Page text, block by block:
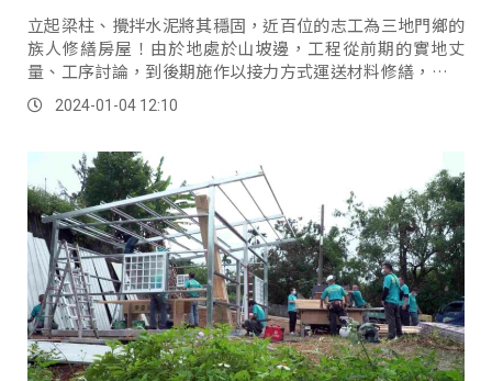
立起梁柱、攪拌水泥將其穩固，近百位的志工為三地門鄉的
族人修繕房屋！由於地處於山坡邊，工程從前期的實地丈
量、工序討論，到後期施作以接力方式運送材料修繕，歷經
重重障礙。
2024-01-04 12:10